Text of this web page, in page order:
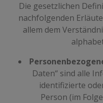
Die gesetzlichen
nachfolgenden
allem dem
Daten“ sind alle
identifizierte
Person (im